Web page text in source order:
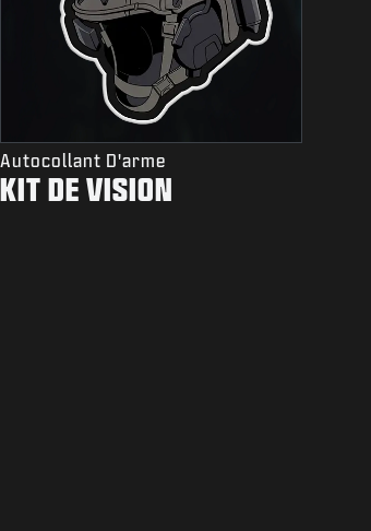
Autocollant D'arme
KIT DE VISION